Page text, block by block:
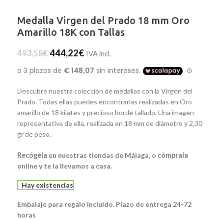
Medalla Virgen del Prado 18 mm Oro
Amarillo 18K con Tallas
493,58€ 444,22€ IVA incl.
Descubre nuestra colección de medallas con la Virgen del
Prado. Todas ellas puedes encontrarlas realizadas en Oro
amarillo de 18 kilates y precioso borde tallado. Una imagen
representativa de ella, realizada en 18 mm de diámetro y 2,30
gr de peso.
Recógela en nuestras tiendas de Málaga, o cómprala
online y te la llevamos a casa.
Hay existencias
Embalaje para regalo incluido. Plazo de entrega 24-72
horas